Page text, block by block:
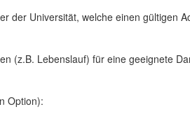
der Universität, welche einen gültigen
(z.B. Lebenslauf) für eine geeignete
Option):